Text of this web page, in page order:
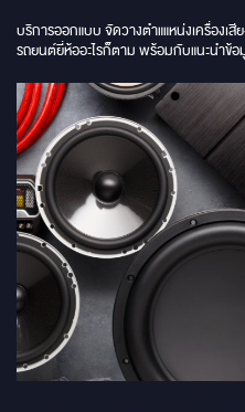
บริการออกแบบ จัดวางตําแแหน่งเครื่องเ
รถยนต์ยี่ห้ออะไรก็ตาม พร้อมกับแนะนําข้